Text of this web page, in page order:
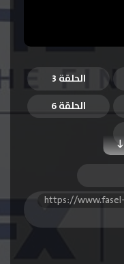
الحلقة 3
الحلقة 6
https://